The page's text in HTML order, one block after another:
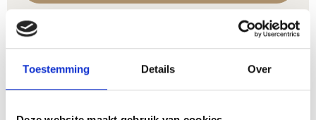
Toestemming Details Over
1uur
uur
Porties